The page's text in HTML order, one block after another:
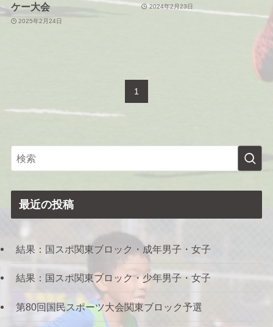
ケー大会
2025年2月24日
2024年2月23日
1
最近の投稿
結果：国スポ関東ブロック・成年男子・女子
結果：国スポ関東ブロック・少年男子・女子
第80回国民スポーツ大会関東ブロック予選